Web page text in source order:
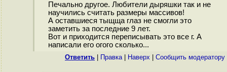
Печально другое. Любители дыряшки так и не
научились считать размеры массивов!
А оставшиеся тыщща глаз не смогли это
заметить за последние 9 лет.
Вот и приходится переписывать это все г. А
написали его огого сколько...
Ответить Правка| Наверх Cообщить модератору